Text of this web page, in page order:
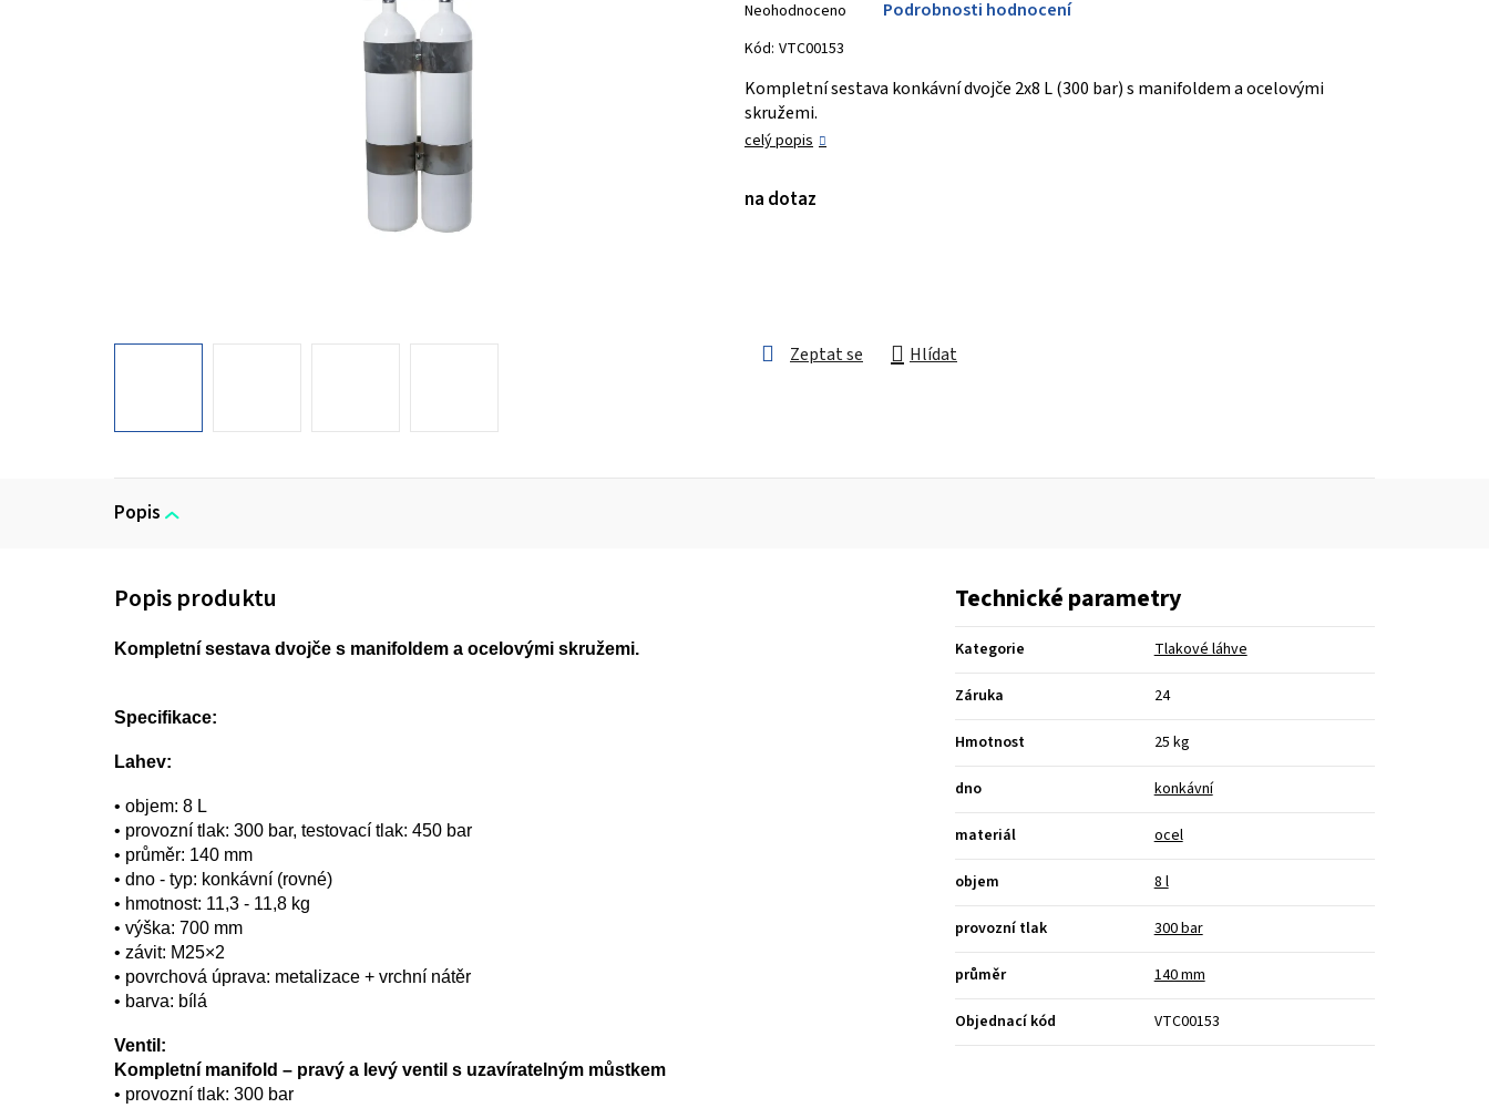
hodnocení
produktu
0,0
z 5
hvězdiček.
Neohodnoceno Podrobnosti hodnocení
Kód: VTC00153
Kompletní sestava konkávní dvojče 2x8 L (300 bar) s manifoldem a ocelovými
skružemi.
celý popis
na dotaz
Zeptat se Hlídat
Popis
Kompletní sestava dvojče s manifoldem a ocelovými skružemi.
Specifikace:
Lahev:
• objem: 8 L
• provozní tlak: 300 bar, testovací tlak: 450 bar
• průměr: 140 mm
• dno - typ: konkávní (rovné)
• hmotnost: 11,3 - 11,8 kg
• výška: 700 mm
• závit: M25×2
• povrchová úprava: metalizace + vrchní nátěr
• barva: bílá
Ventil:
Kompletní manifold – pravý a levý ventil s uzavíratelným můstkem
• provozní tlak: 300 bar
Technické parametry
Kategorie Tlakové láhve
Záruka 24
Hmotnost 25 kg
dno konkávní
materiál ocel
objem 8 l
provozní tlak 300 bar
průměr 140 mm
Objednací kód VTC00153